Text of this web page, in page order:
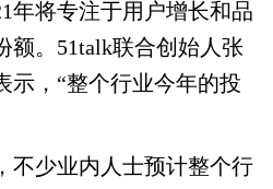
年将专注于用户增长和品
额。51talk联合创始人张
示，“整个行业今年的投
少业内人士预计整个行